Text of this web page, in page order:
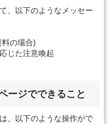
、以下のようなメッセー
の場合)
じた注意喚起
ージでできること
、以下のような操作がで